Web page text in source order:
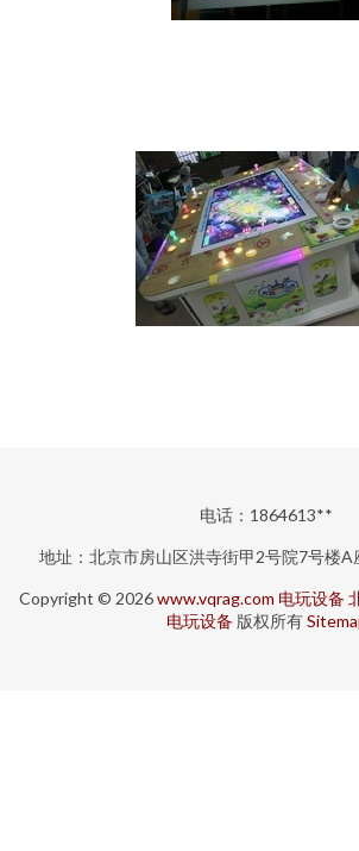
电话：1864613**
地址：北京市房山区洪寺街甲2号院7号楼
Copyright © 2026www.vqrag.com 电玩设备
电玩设备 版权所有